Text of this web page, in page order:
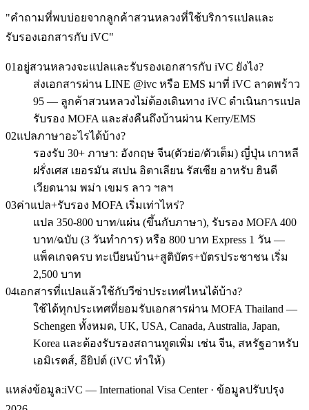
"คำถามที่พบบ่อยจากลูกค้าสวนหลวงที่ใช้บริการแปลและ
รับรองเอกสารกับ iVC"
01 อยู่สวนหลวงจะแปลและรับรองเอกสารกับ iVC ยังไง?
ส่งเอกสารผ่าน LINE @ivc หรือ EMS มาที่ iVC ลาดพร้าว
95 — ลูกค้าสวนหลวงไม่ต้องเดินทาง iVC ดำเนินการแปล
รับรอง MOFA และส่งคืนถึงบ้านผ่าน Kerry/EMS
02แปลภาษาอะไรได้บ้าง?
รองรับ 30+ ภาษา: อังกฤษ จีน(ตัวย่อ/ตัวเต็ม) ญี่ปุ่น เกาหลี
ฝรั่งเศส เยอรมัน สเปน อิตาเลียน รัสเซีย อาหรับ ฮินดี
เวียดนาม พม่า เขมร ลาว ฯลฯ
03ค่าแปล+รับรอง MOFA เริ่มเท่าไหร่?
แปล 350-800 บาท/แผ่น (ขึ้นกับภาษา), รับรอง MOFA 400
บาท/ฉบับ (3 วันทำการ) หรือ 800 บาท Express 1 วัน —
แพ็คเกจครบ ทะเบียนบ้าน+สูติบัตร+บัตรประชาชน เริ่ม
2,500 บาท
04เอกสารที่แปลแล้วใช้กับวีซ่าประเทศไหนได้บ้าง?
ใช้ได้ทุกประเทศที่ยอมรับเอกสารผ่าน MOFA Thailand —
Schengen ทั้งหมด, UK, USA, Canada, Australia, Japan,
Korea และต้องรับรองสถานทูตเพิ่ม เช่น จีน, สหรัฐอาหรับ
เอมิเรตส์, อียิปต์ (iVC ทำให้)
แหล่งข้อมูล:iVC — International Visa Center · ข้อมูลปรับปรุง